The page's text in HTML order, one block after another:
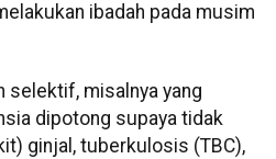
ibadah pada musim
selektif, misalnya yang
dipotong supaya tidak
ginjal, tuberkulosis (TBC),